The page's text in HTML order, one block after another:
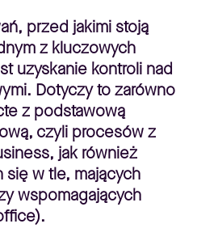
przed jakimi stoją
z kluczowych
uzyskanie kontroli nad
Dotyczy to zarówno
z podstawową
czyli procesów z
, jak również
w tle, mających
wspomagających
.